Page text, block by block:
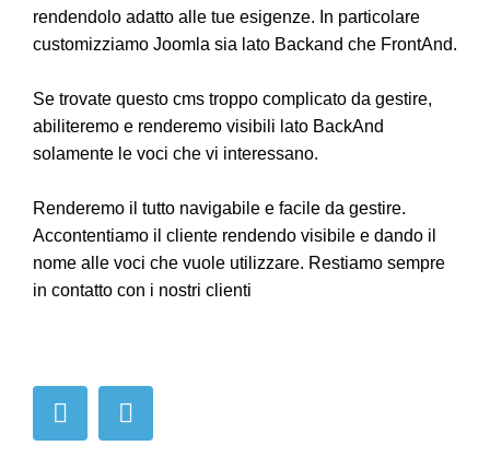
rendendolo adatto alle tue esigenze. In particolare
customizziamo Joomla sia lato Backand che FrontAnd.
Se trovate questo cms troppo complicato da gestire,
abiliteremo e renderemo visibili lato BackAnd
solamente le voci che vi interessano.
Renderemo il tutto navigabile e facile da gestire.
Accontentiamo il cliente rendendo visibile e dando il
nome alle voci che vuole utilizzare. Restiamo sempre
in contatto con i nostri clienti